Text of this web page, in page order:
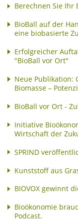
Berechnen Sie Ihr
BioBall auf der
eine biobasierte
Erfolgreicher
"BioBall vor Ort"
Neue Publikation:
Biomasse –
BioBall vor Ort -
Initiative
Wirtschaft der
SPRIND
Kunststoff aus
BIOVOX gewinnt
Bioökonomie
Podcast.